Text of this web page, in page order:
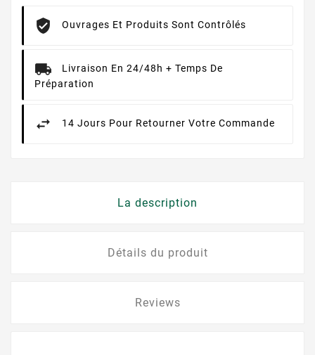
Ouvrages Et Produits Sont Contrôlés
Livraison En 24/48h + Temps De
Préparation
14 Jours Pour Retourner Votre Commande
La description
Détails du produit
Reviews